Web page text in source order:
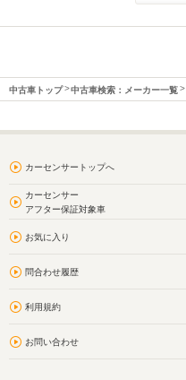
中古車トップ 中古車検索：メーカー一覧
カーセンサートップへ
カーセンサー
アフター保証対象車
お気に入り
問合わせ履歴
利用規約
お問い合わせ